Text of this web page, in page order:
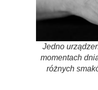
Jedno
momentach
różnych